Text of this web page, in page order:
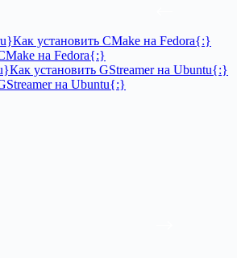
установить CMake на Fedora{:}
на Fedora{:}
установить GStreamer на Ubuntu{:}
на Ubuntu{:}